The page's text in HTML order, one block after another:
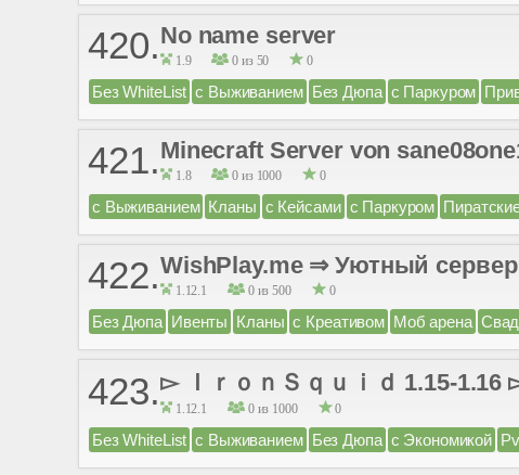
420.No name server
1.9 0 из 50 0
Без WhiteList с Выживанием Без Дюпа с Паркуром
421.Minecraft Server von
1.8 0 из 1000 0
с Выживанием Кланы с Кейсами с Паркуром
422.WishPlay.me ⇒ Уютный
1.12.1 0 из 500 0
Без Дюпа Ивенты Кланы с Креативом Моб арена
423.▻ ＩｒｏｎＳｑｕｉｄ 1.15-
1.12.1 0 из 1000 0
Без WhiteList с Выживанием Без Дюпа с Экономикой